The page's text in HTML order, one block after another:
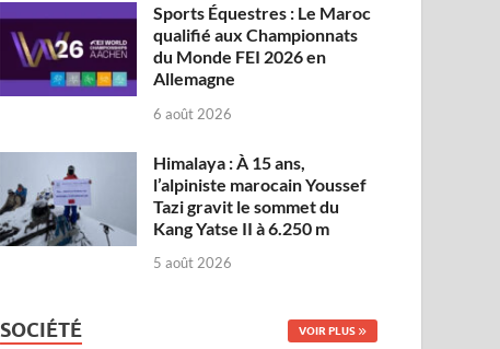
Sports Équestres : Le Maroc
qualifié aux Championnats
du Monde FEI 2026 en
Allemagne
6 août 2026
Himalaya : À 15 ans,
l’alpiniste marocain Youssef
Tazi gravit le sommet du
Kang Yatse II à 6.250 m
5 août 2026
SOCIÉTÉ VOIR PLUS